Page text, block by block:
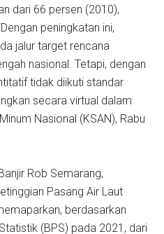
dari 66 persen (2010),
peningkatan ini,
jalur target rencana
nasional. Tetapi, dengan
tidak diikuti standar
secara virtual dalam
Nasional (KSAN), Rabu
Rob Semarang,
Pasang Air Laut
berdasarkan
(BPS) pada 2021, dari